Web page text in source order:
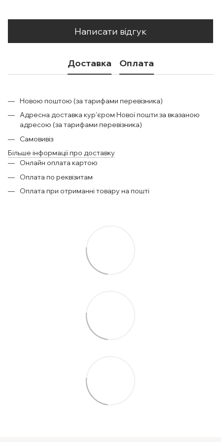
Написати відгук
Доставка Оплата
Новою поштою (за тарифами перевізника)
Адресна доставка кур'єром Нової пошти за вказаною
адресою (за тарифами перевізника)
Самовивіз
Більше інформації про доставку
Онлайн оплата картою
Оплата по реквізитам
Оплата при отриманні товару на пошті